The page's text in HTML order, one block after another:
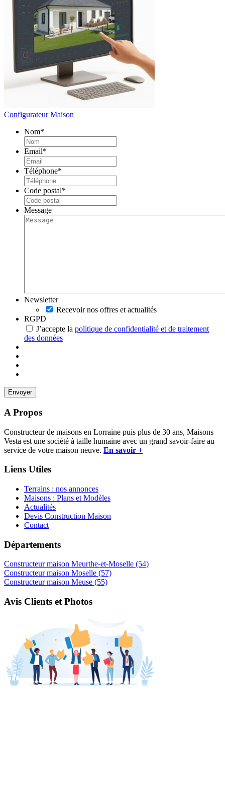
Configurateur Maison
Nom*
Email*
Téléphone*
Code postal*
Message
Newsletter
Recevoir nos offres et actualités
RGPD
J’accepte la politique de confidentialité et de traitement
des données
A Propos
Constructeur de maisons en Lorraine puis plus de 30 ans, Maisons
Vesta est une société à taille humaine avec un grand savoir-faire au
service de votre maison neuve. En savoir +
Liens Utiles
Terrains : nos annonces
Maisons : Plans et Modèles
Actualités
Devis Construction Maison
Contact
Départements
Constructeur maison Meurthe-et-Moselle (54)
Constructeur maison Moselle (57)
Constructeur maison Meuse (55)
Avis Clients et Photos